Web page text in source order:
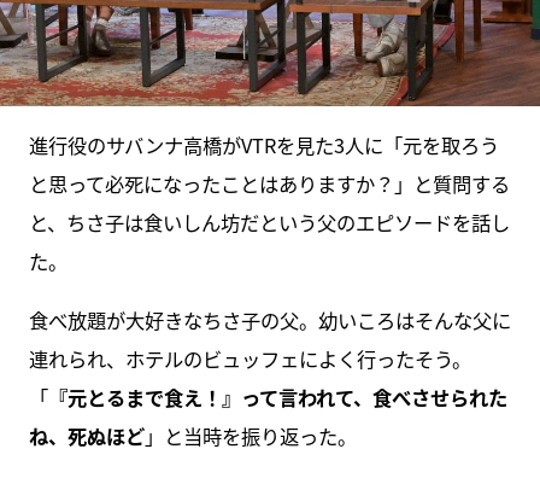
進行役のサバンナ高橋がVTRを見た3人に「元を取ろう
と思って必死になったことはありますか？」と質問する
と、ちさ子は食いしん坊だという父のエピソードを話し
た。
食べ放題が大好きなちさ子の父。幼いころはそんな父に
連れられ、ホテルのビュッフェによく行ったそう。
「『元とるまで食え！』って言われて、食べさせられた
ね、死ぬほど」と当時を振り返った。